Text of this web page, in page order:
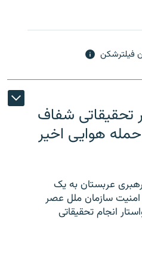
فیلترشکن
تحقیقاتی شفاف
حمله هوایی اخیر
عربستان به یک
سازمان ملل عصر
انجام تحقیقاتی